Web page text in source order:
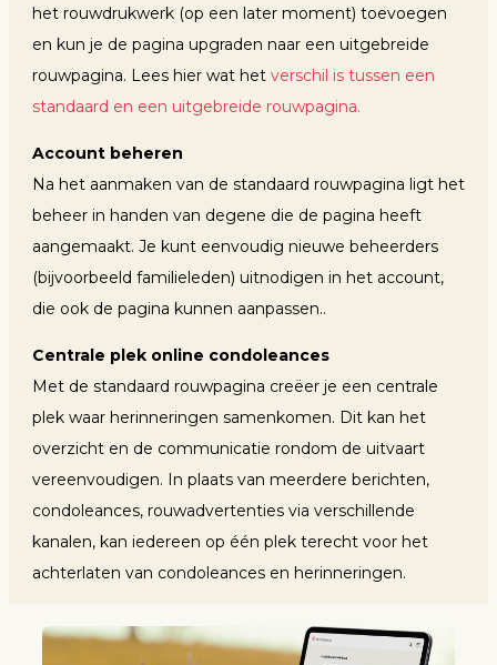
het rouwdrukwerk (op een later moment) toevoegen
en kun je de pagina upgraden naar een uitgebreide
rouwpagina. Lees hier wat het verschil is tussen een
standaard en een uitgebreide rouwpagina.
Account beheren
Na het aanmaken van de standaard rouwpagina ligt het
beheer in handen van degene die de pagina heeft
aangemaakt. Je kunt eenvoudig nieuwe beheerders
(bijvoorbeeld familieleden) uitnodigen in het account,
die ook de pagina kunnen aanpassen..
Centrale plek online condoleances
Met de standaard rouwpagina creëer je een centrale
plek waar herinneringen samenkomen. Dit kan het
overzicht en de communicatie rondom de uitvaart
vereenvoudigen. In plaats van meerdere berichten,
condoleances, rouwadvertenties via verschillende
kanalen, kan iedereen op één plek terecht voor het
achterlaten van condoleances en herinneringen.